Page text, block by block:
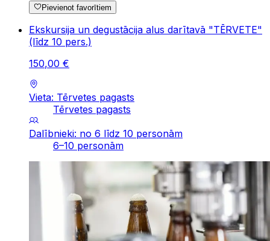
Pievienot favorītiem
Ekskursija un degustācija alus darītavā "TĒRVETE"
(līdz 10 pers.)
150,00 €
Vieta: Tērvetes pagasts
Tērvetes pagasts
Dalībnieki: no 6 līdz 10 personām
6–10 personām